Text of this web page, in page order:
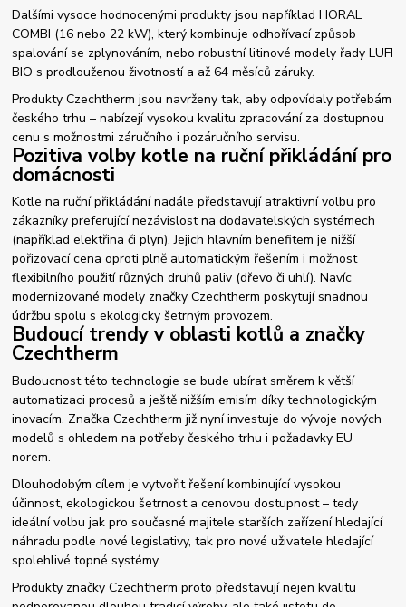
Dalšími vysoce hodnocenými produkty jsou například HORAL
COMBI (16 nebo 22 kW), který kombinuje odhořívací způsob
spalování se zplynováním, nebo robustní litinové modely řady LUFI
BIO s prodlouženou životností a až 64 měsíců záruky.
Produkty Czechtherm jsou navrženy tak, aby odpovídaly potřebám
českého trhu – nabízejí vysokou kvalitu zpracování za dostupnou
cenu s možnostmi záručního i pozáručního servisu.
Pozitiva volby kotle na ruční přikládání pro
domácnosti
Kotle na ruční přikládání nadále představují atraktivní volbu pro
zákazníky preferující nezávislost na dodavatelských systémech
(například elektřina či plyn). Jejich hlavním benefitem je nižší
pořizovací cena oproti plně automatickým řešením i možnost
flexibilního použití různých druhů paliv (dřevo či uhlí). Navíc
modernizované modely značky Czechtherm poskytují snadnou
údržbu spolu s ekologicky šetrným provozem.
Budoucí trendy v oblasti kotlů a značky
Czechtherm
Budoucnost této technologie se bude ubírat směrem k větší
automatizaci procesů a ještě nižším emisím díky technologickým
inovacím. Značka Czechtherm již nyní investuje do vývoje nových
modelů s ohledem na potřeby českého trhu i požadavky EU
norem.
Dlouhodobým cílem je vytvořit řešení kombinující vysokou
účinnost, ekologickou šetrnost a cenovou dostupnost – tedy
ideální volbu jak pro současné majitele starších zařízení hledající
náhradu podle nové legislativy, tak pro nové uživatele hledající
spolehlivé topné systémy.
Produkty značky Czechtherm proto představují nejen kvalitu